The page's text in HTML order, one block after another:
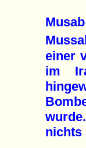
einer
im
nichts